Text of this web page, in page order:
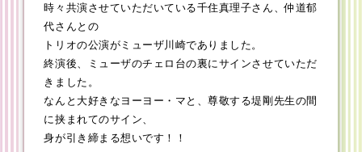
時々共演させていただいている千住真理子さん、仲道郁
代さんとの
トリオの公演がミューザ川崎でありました。
終演後、ミューザのチェロ台の裏にサインさせていただ
きました。
なんと大好きなヨーヨー・マと、尊敬する堤剛先生の間
に挟まれてのサイン、
身が引き締まる想いです！！